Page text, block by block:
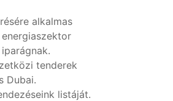
alkalmas
tenderek
Dubai.
listáját.